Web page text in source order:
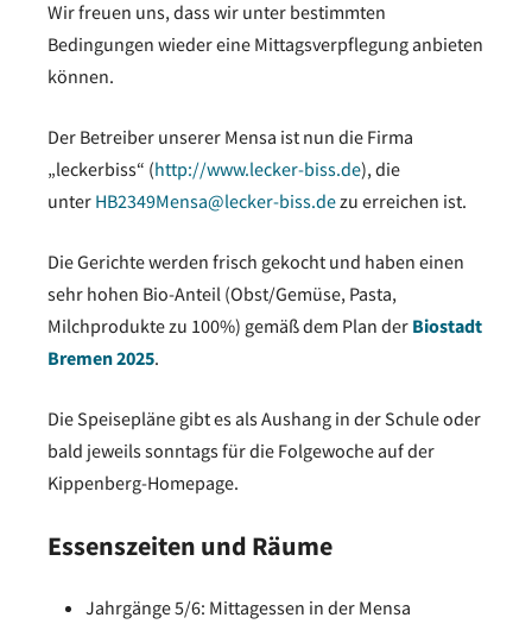
Wir freuen uns, dass wir unter bestimmten
Bedingungen wieder eine Mittagsverpflegung anbieten
können.
Der Betreiber unserer Mensa ist nun die Firma
„leckerbiss“ (http://www.lecker-biss.de), die
unter HB2349Mensa@lecker-biss.dezu erreichen ist.
Die Gerichte werden frisch gekocht und haben einen
sehr hohen Bio-Anteil (Obst/Gemüse, Pasta,
Milchprodukte zu 100%) gemäß dem Plan der Biostadt
Bremen 2025.
Die Speisepläne gibt es als Aushang in der Schule oder
bald jeweils sonntags für die Folgewoche auf der
Kippenberg-Homepage.
Essenszeiten und Räume
Jahrgänge 5/6: Mittagessen in der Mensa